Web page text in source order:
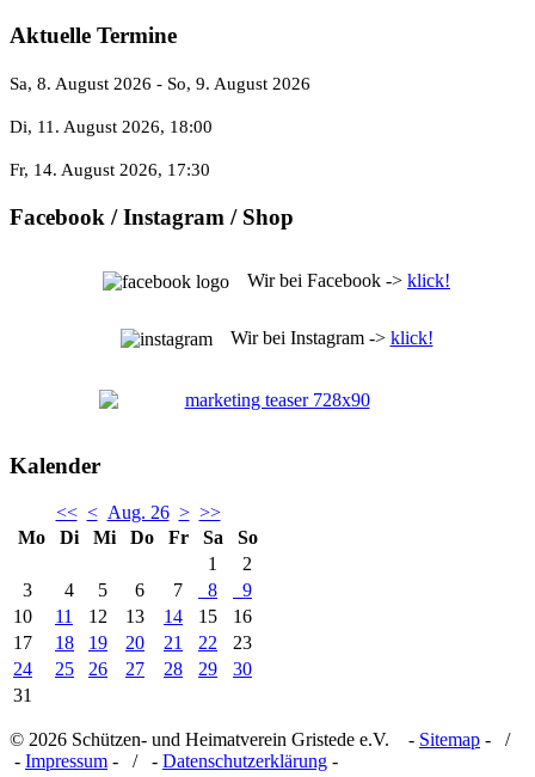
Aktuelle Termine
Sa, 8. August 2026 - So, 9. August 2026
Di, 11. August 2026, 18:00
Fr, 14. August 2026, 17:30
Facebook / Instagram / Shop
Wir bei Facebook -> klick!
Wir bei Instagram -> klick!
Kalender
<< < Aug. 26 > >>
Mo
Di Mi Do Fr Sa
So
1
2
3
4 5 6 7 8
9
10
11 12 13 14 15
16
17
18 19 20 21 22
23
24
25 26 27 28 29
30
31
© 2026 Schützen- und Heimatverein Gristede e.V. - Sitemap - /
- Impressum - / - Datenschutzerklärung -